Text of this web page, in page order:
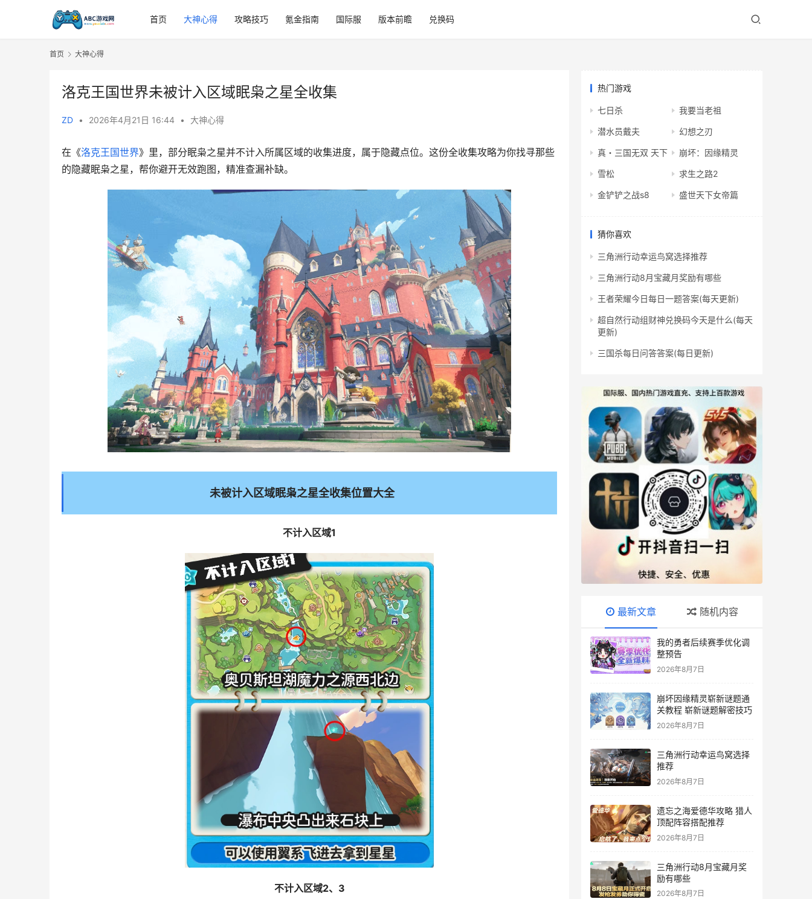
首页 大神心得 攻略技巧 氪金指南 国际服 版本前瞻 兑换码
首页 大神心得
洛克王国世界未被计入区域眠枭之星全收集
ZD • 2026年4月21日 16:44 • 大神心得
在《洛克王国世界》里，部分眠枭之星并不计入所属区域的收集进度，属于隐藏点位。这份全收集攻略为你找寻那些
的隐藏眠枭之星，帮你避开无效跑图，精准查漏补缺。
未被计入区域眠枭之星全收集位置大全
不计入区域1
不计入区域2、3
热门游戏
七日杀 我要当老祖
潜水员戴夫 幻想之刃
真・三国无双 天下 崩坏：因缘精灵
雪松 求生之路2
金铲铲之战s8 盛世天下女帝篇
猜你喜欢
三角洲行动幸运鸟窝选择推荐
三角洲行动8月宝藏月奖励有哪些
王者荣耀今日每日一题答案(每天更新)
超自然行动组财神兑换码今天是什么(每天
更新)
三国杀每日问答答案(每日更新)
最新文章 随机内容
我的勇者后续赛季优化调
整预告
2026年8月7日
崩坏因缘精灵崭新谜题通
关教程 崭新谜题解密技巧
2026年8月7日
三角洲行动幸运鸟窝选择
推荐
2026年8月7日
遗忘之海爱德华攻略 猎人
顶配阵容搭配推荐
2026年8月7日
三角洲行动8月宝藏月奖
励有哪些
2026年8月7日